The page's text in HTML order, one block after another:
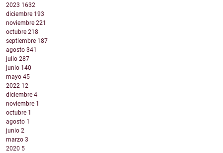
2023 1632
diciembre 193
noviembre 221
octubre 218
septiembre 187
agosto 341
julio 287
junio 140
mayo 45
2022 12
diciembre 4
noviembre 1
octubre 1
agosto 1
junio 2
marzo 3
2020 5